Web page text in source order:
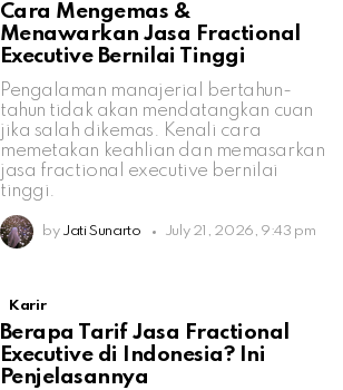
Cara Mengemas &
Menawarkan Jasa Fractional
Executive Bernilai Tinggi
Pengalaman manajerial bertahun-
tahun tidak akan mendatangkan cuan
jika salah dikemas. Kenali cara
memetakan keahlian dan memasarkan
jasa fractional executive bernilai
tinggi.
by Jati Sunarto July 21, 2026, 9:43 pm
Karir
Berapa Tarif Jasa Fractional
Executive di Indonesia? Ini
Penjelasannya